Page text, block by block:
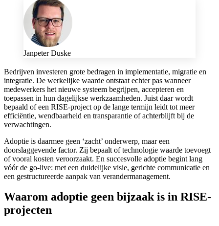
Janpeter Duske
Bedrijven investeren grote bedragen in implementatie, migratie en
integratie. De werkelijke waarde ontstaat echter pas wanneer
medewerkers het nieuwe systeem begrijpen, accepteren en
toepassen in hun dagelijkse werkzaamheden. Juist daar wordt
bepaald of een RISE-project op de lange termijn leidt tot meer
efficiëntie, wendbaarheid en transparantie of achterblijft bij de
verwachtingen.
Adoptie is daarmee geen ‘zacht’ onderwerp, maar een
doorslaggevende factor. Zij bepaalt of technologie waarde toevoegt
of vooral kosten veroorzaakt. En succesvolle adoptie begint lang
vóór de go-live: met een duidelijke visie, gerichte communicatie en
een gestructureerde aanpak van verandermanagement.
Waarom adoptie geen bijzaak is in RISE-
projecten